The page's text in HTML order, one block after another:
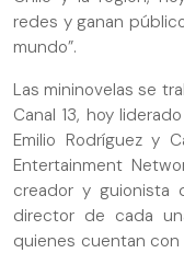
redes y ganan
mundo”.
Las mininovelas se
Canal 13, hoy
Emilio Rodríguez y
Entertainment
creador y guionista
director de cada
quienes cuentan